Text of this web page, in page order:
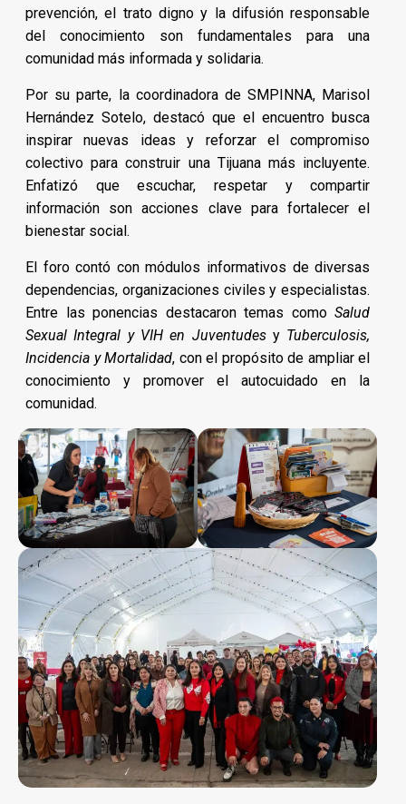
prevención, el trato digno y la difusión responsable
del conocimiento son fundamentales para una
comunidad más informada y solidaria.
Por su parte, la coordinadora de SMPINNA, Marisol
Hernández Sotelo, destacó que el encuentro busca
inspirar nuevas ideas y reforzar el compromiso
colectivo para construir una Tijuana más incluyente.
Enfatizó que escuchar, respetar y compartir
información son acciones clave para fortalecer el
bienestar social.
El foro contó con módulos informativos de diversas
dependencias, organizaciones civiles y especialistas.
Entre las ponencias destacaron temas comoSalud
Sexual Integral y VIH en Juventudesy Tuberculosis,
Incidencia y Mortalidad, con el propósito de ampliar el
conocimiento y promover el autocuidado en la
comunidad.